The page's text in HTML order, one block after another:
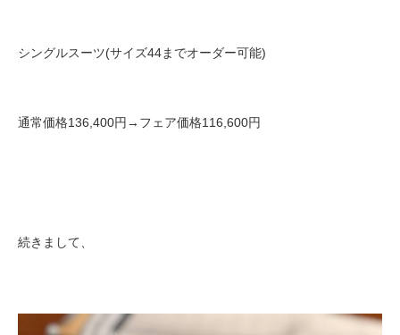
シングルスーツ(サイズ44までオーダー可能)
通常価格136,400円→フェア価格116,600円
続きまして、